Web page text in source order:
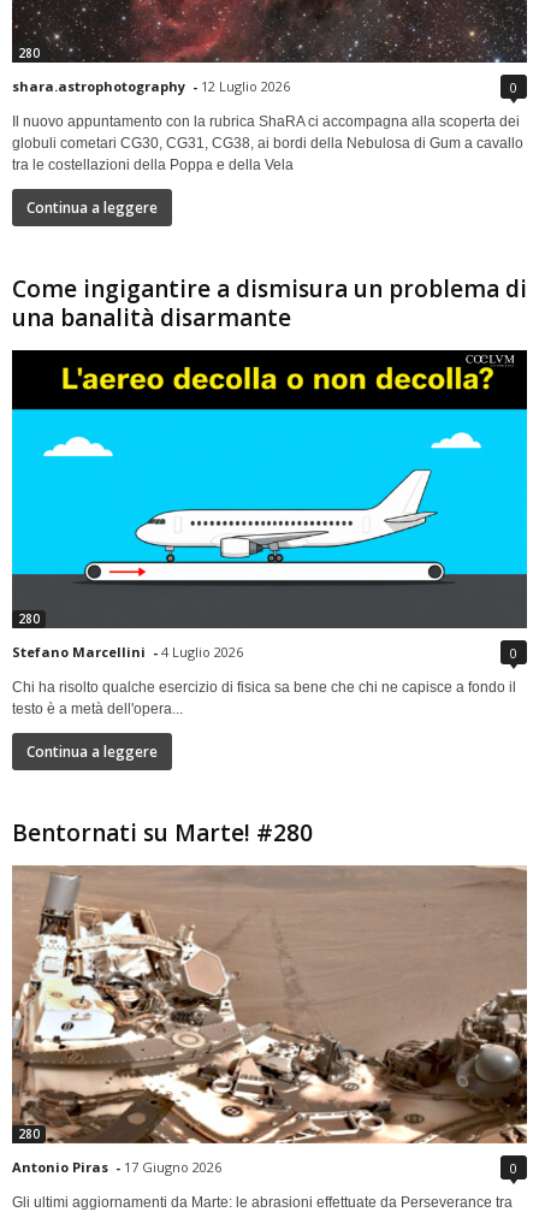
280
shara.astrophotography - 12 Luglio 2026 0
Il nuovo appuntamento con la rubrica ShaRA ci accompagna alla scoperta dei
globuli cometari CG30, CG31, CG38, ai bordi della Nebulosa di Gum a cavallo
tra le costellazioni della Poppa e della Vela
Continua a leggere
Come ingigantire a dismisura un problema di
una banalità disarmante
280
Stefano Marcellini - 4 Luglio 2026 0
Chi ha risolto qualche esercizio di fisica sa bene che chi ne capisce a fondo il
testo è a metà dell'opera...
Continua a leggere
Bentornati su Marte! #280
280
Antonio Piras - 17 Giugno 2026 0
Gli ultimi aggiornamenti da Marte: le abrasioni effettuate da Perseverance tra